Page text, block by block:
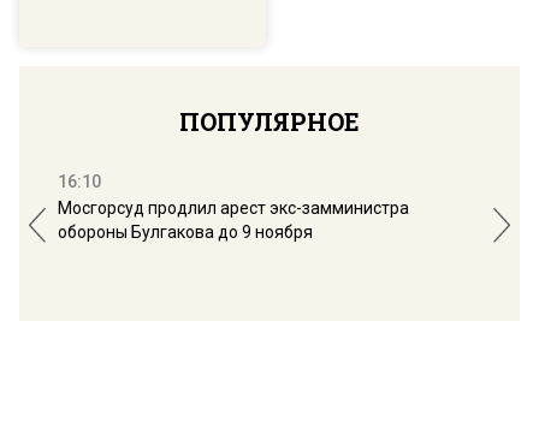
ПОПУЛЯРНОЕ
16:10
Мосгорсуд продлил арест экс-замминистра
обороны Булгакова до 9 ноября